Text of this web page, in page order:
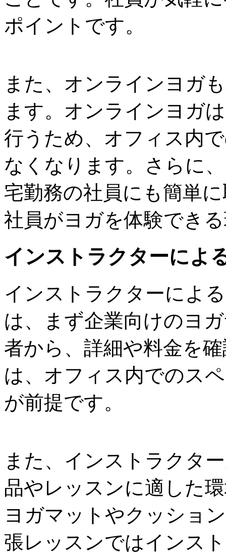
ポイントです。
また、オンラインヨガ
ます。オンラインヨガ
行うため、オフィス内
なくなります。さらに
宅勤務の社員にも簡単
社員がヨガを体験でき
インストラクターによ
インストラクターによ
は、まず企業向けのヨ
者から、詳細や料金を
は、オフィス内でのス
が前提です。
また、インストラクタ
品やレッスンに適した
ヨガマットやクッショ
張レッスンではインス